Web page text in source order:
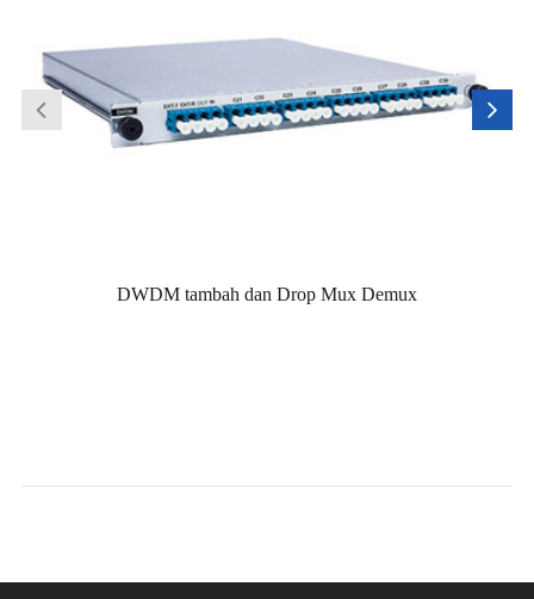
DWDM tambah dan Drop Mux Demux